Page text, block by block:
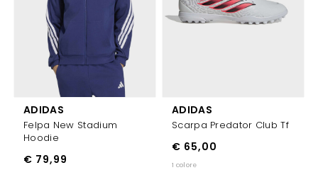
ADIDAS
Felpa New Stadium
Hoodie
€ 79,99
ADIDAS
Scarpa Predator Club Tf
€ 65,00
1 colore